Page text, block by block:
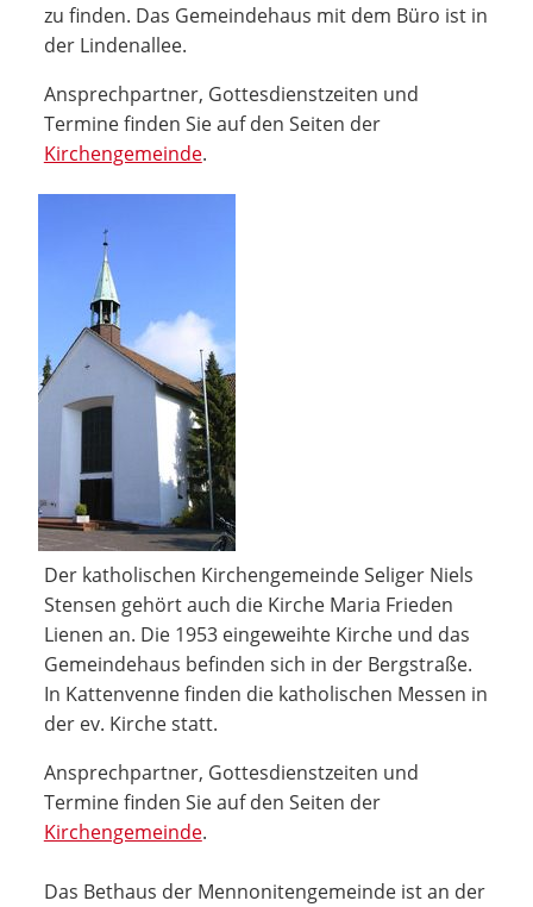
zu finden. Das Gemeindehaus mit dem Büro ist in
der Lindenallee.
Ansprechpartner, Gottesdienstzeiten und
Termine finden Sie auf den Seiten der
Kirchengemeinde.
Der katholischen Kirchengemeinde Seliger Niels
Stensen gehört auch die Kirche Maria Frieden
Lienen an. Die 1953 eingeweihte Kirche und das
Gemeindehaus befinden sich in der Bergstraße.
In Kattenvenne finden die katholischen Messen in
der ev. Kirche statt.
Ansprechpartner, Gottesdienstzeiten und
Termine finden Sie auf den Seiten der
Kirchengemeinde.
Das Bethaus der Mennonitengemeinde ist an der